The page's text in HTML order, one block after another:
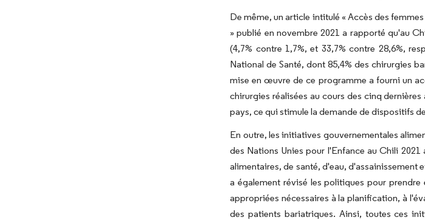
De même, un article intitulé « Accès des
» publié en novembre 2021 a rapporté qu'au
(4,7% contre 1,7%, et 33,7% contre 28,6%,
National de Santé, dont 85,4% des chirurgies
mise en œuvre de ce programme a fourni un
chirurgies réalisées au cours des cinq
pays, ce qui stimule la demande de dispositifs
En outre, les initiatives gouvernementales
des Nations Unies pour l'Enfance au Chili
alimentaires, de santé, d'eau,
a également révisé les politiques pour
appropriées nécessaires à la planification, à
des patients bariatriques. Ainsi, toutes ces